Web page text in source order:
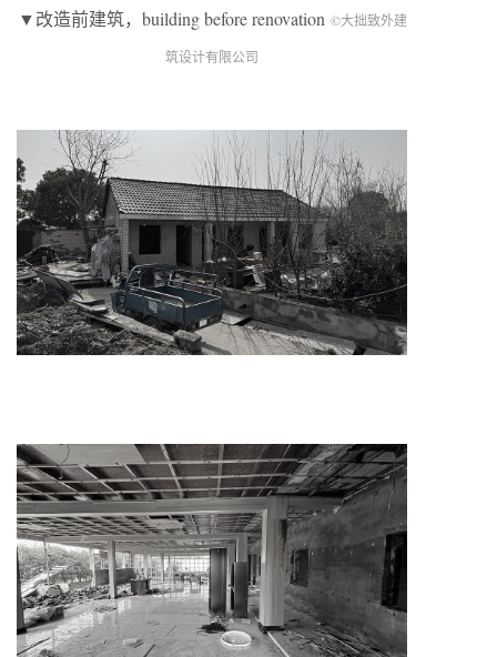
▼改造前建筑，building before renovation ©大拙致外建
筑设计有限公司